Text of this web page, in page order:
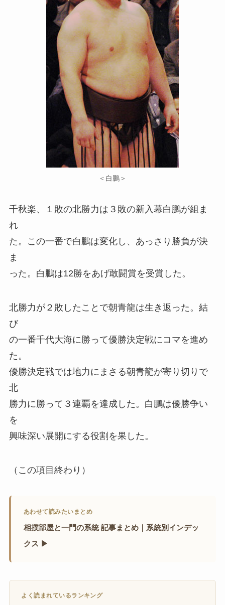
＜白鵬＞
千秋楽、１敗の北勝力は３敗の新入幕白鵬が組ま
れ
た。この一番で白鵬は変化し、あっさり勝負が決
ま
った。白鵬は12勝をあげ敢闘賞を受賞した。
北勝力が２敗したことで朝青龍は生き返った。結
び
の一番千代大海に勝って優勝決定戦にコマを進め
た。
優勝決定戦では地力にまさる朝青龍が寄り切りで
北
勝力に勝って３連覇を達成した。白鵬は優勝争い
を
興味深い展開にする役割を果した。
（この項目終わり）
あわせて読みたいまとめ
相撲部屋と一門の系統 記事まとめ｜系統別インデッ
クス ▶
よく読まれているランキング